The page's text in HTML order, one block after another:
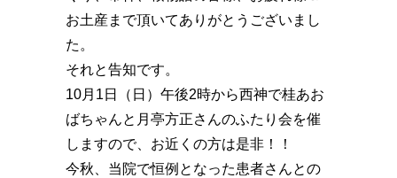
お土産まで頂いてありがとうございまし
た。
それと告知です。
10月1日（日）午後2時から西神で桂あお
ばちゃんと月亭方正さんのふたり会を催
しますので、お近くの方は是非️！！
今秋、当院で恒例となった患者さんとの